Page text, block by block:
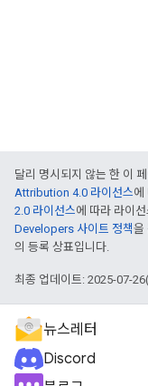
달리 명시되지 않는 한 이
Attribution 4.0 라이선스에
2.0 라이선스에 따라 라이
Developers 사이트 정책을
의 등록 상표입니다.
최종 업데이트: 2025-07-
뉴스레터
Discord